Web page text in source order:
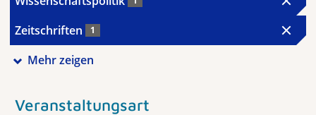
Zeitschriften 1
Mehr zeigen
Veranstaltungsart